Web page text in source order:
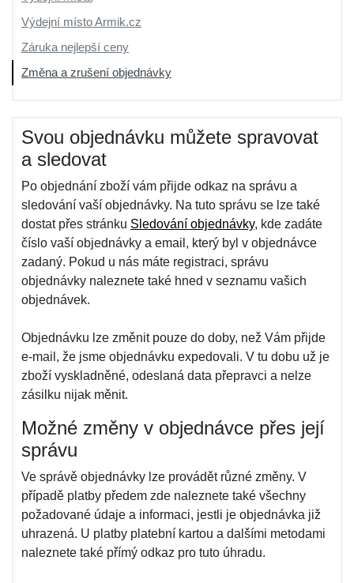
Výdejní místo Armik.cz
Záruka nejlepší ceny
Změna a zrušení objednávky
Svou objednávku můžete spravovat
a sledovat
Po objednání zboží vám přijde odkaz na správu a
sledování vaší objednávky. Na tuto správu se lze také
dostat přes stránku Sledování objednávky, kde zadáte
číslo vaší objednávky a email, který byl v objednávce
zadaný. Pokud u nás máte registraci, správu
objednávky naleznete také hned v seznamu vašich
objednávek.
Objednávku lze změnit pouze do doby, než Vám přijde
e-mail, že jsme objednávku expedovali. V tu dobu už je
zboží vyskladněné, odeslaná data přepravci a nelze
zásilku nijak měnit.
Možné změny v objednávce přes její
správu
Ve správě objednávky lze provádět různé změny. V
případě platby předem zde naleznete také všechny
požadované údaje a informaci, jestli je objednávka již
uhrazená. U platby platební kartou a dalšími metodami
naleznete také přímý odkaz pro tuto úhradu.